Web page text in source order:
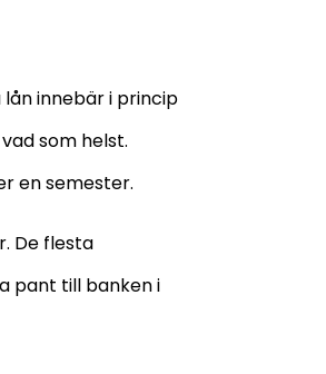
lån innebär i princip
som helst.
en semester.
De flesta
pant till banken i